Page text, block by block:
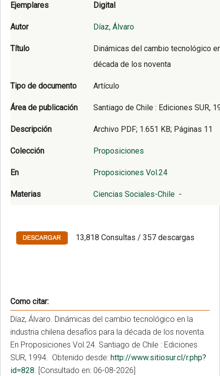
Ejemplares Digital
Autor Díaz, Álvaro
Título
Dinámicas del cambio tecnológico
década de los noventa
Tipo de documento Artículo
Área de publicación Santiago de Chile : Ediciones SUR,
Descripción Archivo PDF; 1.651 KB; Páginas 11
Colección Proposiciones
En Proposiciones Vol.24
Materias Ciencias Sociales-Chile -
13,818 Consultas / 357 descargas
Como citar:
Díaz, Álvaro. Dinámicas del cambio tecnológico en la
industria chilena desafíos para la década de los noventa.
En Proposiciones Vol.24. Santiago de Chile : Ediciones
SUR, 1994. Obtenido desde: http://www.sitiosur.cl/r.php?
id=828. [Consultado en: 06-08-2026]